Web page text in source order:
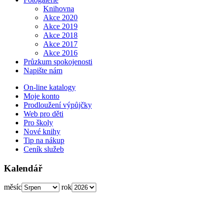
Knihovna
Akce 2020
Akce 2019
Akce 2018
Akce 2017
Akce 2016
Průzkum spokojenosti
Napište nám
On-line katalogy
Moje konto
Prodloužení výpůjčky
Web pro děti
Pro školy
Nové knihy
Tip na nákup
Ceník služeb
Kalendář
měsíc rok